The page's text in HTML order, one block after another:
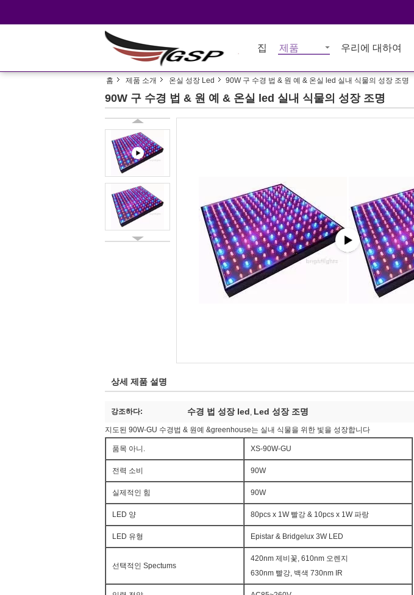
집 제품 우리에 대하여
홈 제품 소개 온실 성장 Led 90W 구 수경 법 & 원 예 & 온실 led 실내 식물의 성장 조명
90W 구 수경 법 & 원 예 & 온실 led 실내 식물의 성장 조명
상세 제품 설명
강조하다: 수경 법 성장 led, Led 성장 조명
지도된 90W-GU 수경법 & 원예 &greenhouse는 실내 식물을 위한 빛을 성장합니다
품목 아니. XS-90W-GU
전력 소비 90W
실제적인 힘 90W
LED 양 80pcs x 1W 빨강 & 10pcs x 1W 파랑
LED 유형 Epistar & Bridgelux 3W LED
선택적인 Spectums
420nm 제비꽃, 610nm 오렌지
630nm 빨강, 백색 730nm IR